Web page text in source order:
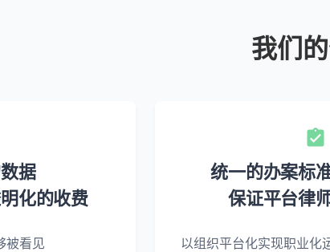
我们
据
化的收费
被看见
统一的办案标
保证平台律
以组织平台化实现职业化